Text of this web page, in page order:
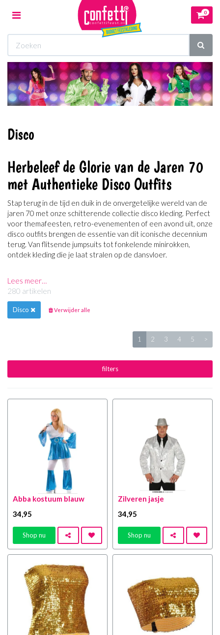
Toggle
0
Winkelwagen
Uw winkelwagen is leeg.
Vul hem met producten.
Disco
Herbeleef de Glorie van de Jaren 70
met Authentieke Disco Outfits
Stap terug in de tijd en duik in de onvergetelijke wereld van de
jaren 70 met onze schitterende collectie disco kleding. Perfect
voor themafeesten, retro-evenementen of een avond uit, onze
disco outfits brengen de essentie van dit iconische decennium
terug. Van flitsende jumpsuits tot fonkelende minirokken,
ontdek kleding die je laat stralen op de dansvloer.
Lees meer…
280 artikelen
Disco Verwijder alle
1 2 3 4 5 >
filters
Abba kostuum blauw
34,95
Shop nu
Zilveren jasje
34,95
Shop nu